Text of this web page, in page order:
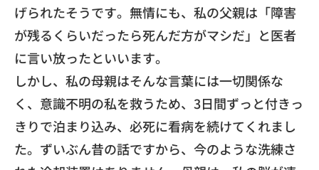
げられたそうです。無情にも、私の父親は「障害
が残るくらいだったら死んだ方がマシだ」 と医者
に言い放ったといいます。
​しかし、私の母親はそんな言葉には一切関係な
く、 意識不明の私を救うため、3日間ずっと付きっ
きりで泊まり込み、 必死に看病を続けてくれまし
た。ずいぶん昔の話ですから、 今のような洗練さ